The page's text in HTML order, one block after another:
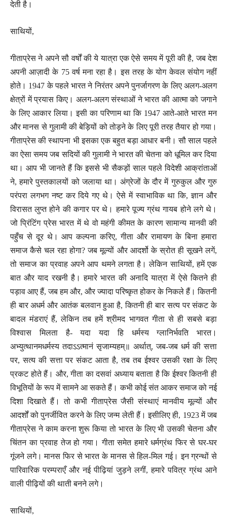
देती है।
साथियों,
गीताप्रेस ने अपने सौ वर्षों की ये यात्रा एक ऐसे समय में पूरी की है, जब देश
अपनी आज़ादी के 75 वर्ष मना रहा है। इस तरह के योग केवल संयोग नहीं
होते। 1947 के पहले भारत ने निरंतर अपने पुनर्जागरण के लिए अलग-अलग
क्षेत्रों में प्रयास किए। अलग-अलग संस्थाओं ने भारत की आत्मा को जगाने
के लिए आकार लिया। इसी का परिणाम था कि 1947 आते-आते भारत मन
और मानस से गुलामी की बेड़ियों को तोड़ने के लिए पूरी तरह तैयार हो गया।
गीताप्रेस की स्थापना भी इसका एक बहुत बड़ा आधार बनी। सौ साल पहले
का ऐसा समय जब सदियों की गुलामी ने भारत की चेतना को धूमिल कर दिया
था। आप भी जानते हैं कि इससे भी सैकड़ों साल पहले विदेशी आक्रांताओं
ने, हमारे पुस्तकालयों को जलाया था। अंग्रेजों के दौर में गुरुकुल और गुरु
परंपरा लगभग नष्ट कर दिये गए थे। ऐसे में स्वाभाविक था कि, ज्ञान और
विरासत लुप्त होने की कगार पर थे। हमारे पूज्य ग्रंथ गायब होने लगे थे।
जो प्रिंटिंग प्रेस भारत में थे वो महंगी कीमत के कारण सामान्य मानवी की
पहुँच से दूर थे। आप कल्पना करिए, गीता और रामायण के बिना हमारा
समाज कैसे चल रहा होगा? जब मूल्यों और आदर्शो के स्रोत ही सूखने लगें,
तो समाज का प्रवाह अपने आप थमने लगता है। लेकिन साथियों, हमें एक
बात और याद रखनी है। हमारे भारत की अनादि यात्रा में ऐसे कितने ही
पड़ाव आए हैं, जब हम और, और ज्यादा परिष्कृत होकर के निकले हैं। कितनी
ही बार अधर्म और आतंक बलवान हुआ है, कितनी ही बार सत्य पर संकट के
बादल मंडराएं हैं, लेकिन तब हमें श्रीमद भागवत गीता से ही सबसे बड़ा
विश्वास मिलता है- यदा यदा हि धर्मस्य ग्लानिर्भवति भारत।
अभ्युत्थानमधर्मस्य तदाऽऽत्मानं सृजाम्यहम्॥ अर्थात्, जब-जब धर्म की सत्ता
पर, सत्य की सत्ता पर संकट आता है, तब तब ईश्वर उसकी रक्षा के लिए
प्रकट होते हैं। और, गीता का दसवां अध्याय बताता है कि ईश्वर कितनी ही
विभूतियों के रूप में सामने आ सकते हैं। कभी कोई संत आकर समाज को नई
दिशा दिखाते हैं। तो कभी गीताप्रेस जैसी संस्थाएं मानवीय मूल्यों और
आदर्शों को पुनर्जीवित करने के लिए जन्म लेती हैं। इसीलिए ही, 1923 में जब
गीताप्रेस ने काम करना शुरू किया तो भारत के लिए भी उसकी चेतना और
चिंतन का प्रवाह तेज हो गया। गीता समेत हमारे धर्मग्रंथ फिर से घर-घर
गूंजने लगे। मानस फिर से भारत के मानस से हिल-मिल गई। इन ग्रन्थों से
पारिवारिक परम्पराएँ और नई पीढ़ियां जुड़ने लगीं, हमारे पवित्र ग्रंथ आने
वाली पीढ़ियों की थाती बनने लगे।
साथियों,